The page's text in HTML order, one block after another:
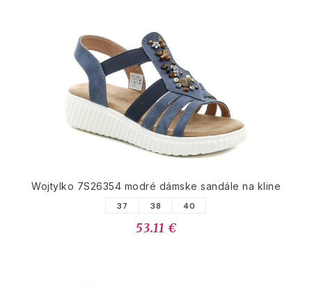
Wojtylko 7S26354 modré dámske sandále na kline
37 38 40
53.11 €